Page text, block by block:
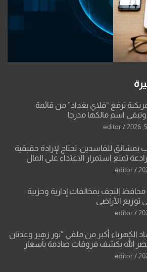
ترفع “فلاي بغداد” من قائمة
اسم مالكها مدرجا
editor
بمشانق للفاسدين: نحتاج لإرادة حقيقية
تمنع استمرار الاعتداء على المال
editor
محافظ النجف بمخالفات إدارية وحزبية
توزيع الأراضي
editor
الكهرباء أكبر من ملفي “نور زهير وعدنان
نصر الله يكشف فروقات صادمة بأسعار
وعقودها
editor